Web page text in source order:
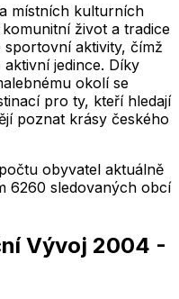
místních kulturních
život a tradice
aktivity, čímž
jedince. Díky
okolí se
pro ty, kteří hledají
poznat krásy českého
obyvatel aktuálně
6260 sledovaných obcí
Vývoj 2004 -